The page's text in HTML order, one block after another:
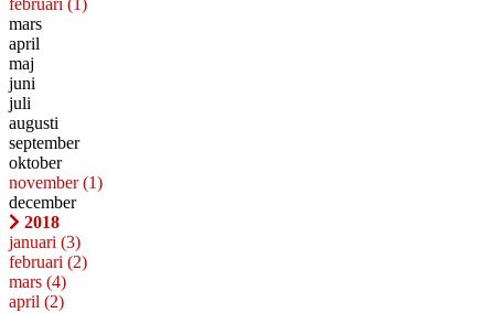
februari (1)
mars
april
maj
juni
juli
augusti
september
oktober
november(1)
december
2018
januari (3)
februari (2)
mars (4)
april (2)